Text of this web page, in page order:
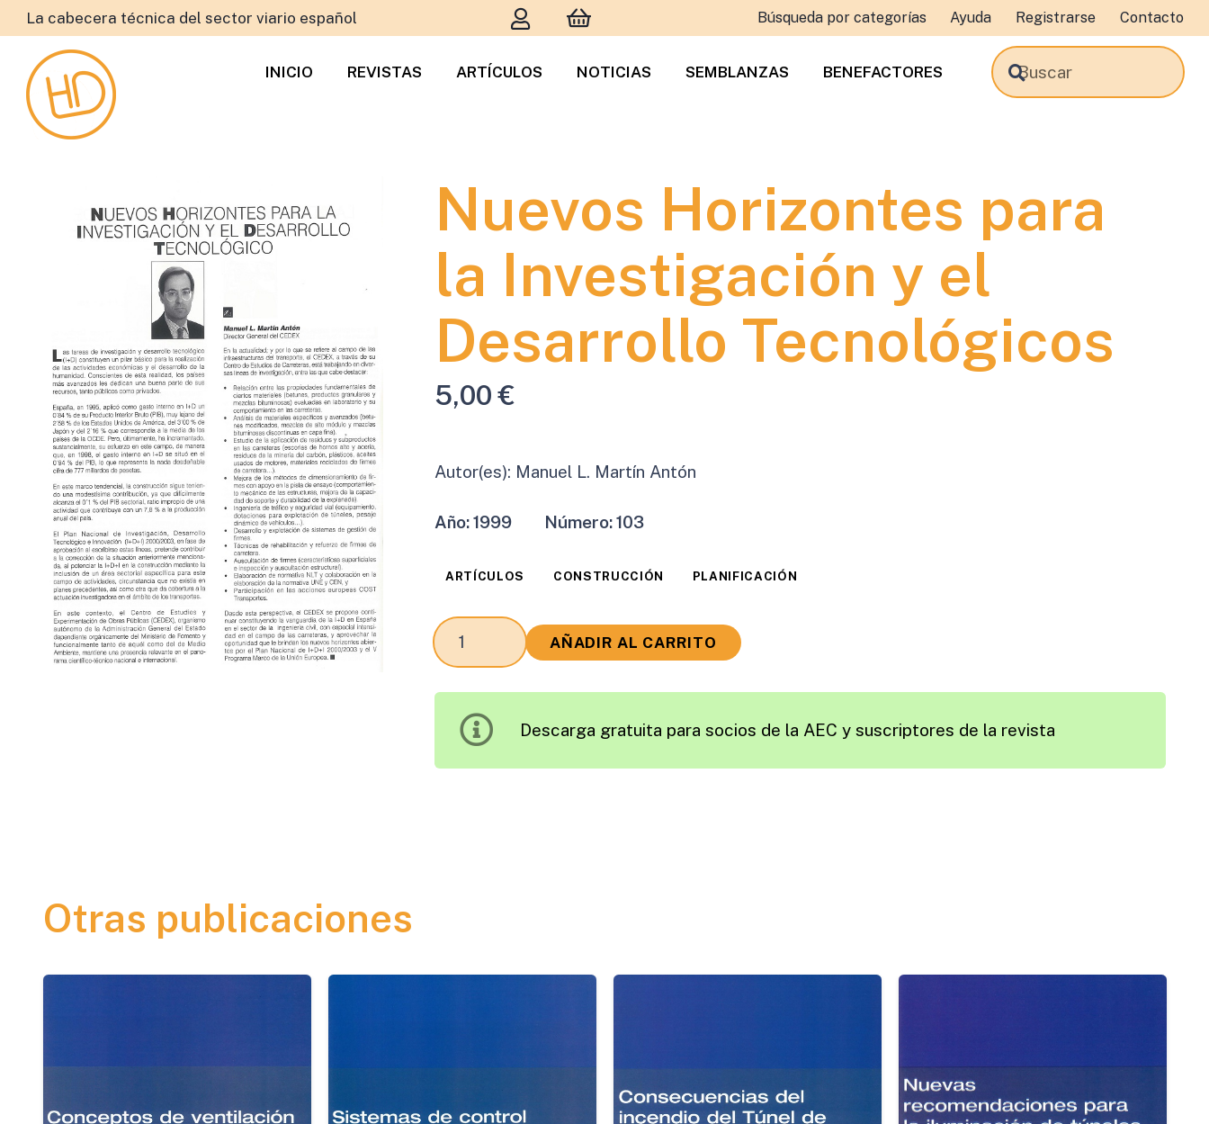
La cabecera técnica del sector viario español Búsqueda por categorías Ayuda Registrarse Contacto
INICIO REVISTAS ARTÍCULOS NOTICIAS SEMBLANZAS BENEFACTORES
Nuevos Horizontes para
la Investigación y el
Desarrollo Tecnológicos
5,00€
Autor(es): Manuel L. Martín Antón
Año:1999 Número:103
ARTÍCULOS CONSTRUCCIÓN PLANIFICACIÓN
Nuevos
Horizontes
Investigación
AÑADIR AL CARRITO
Descarga gratuita para socios de la AEC y suscriptores de la revista
Otras publicaciones